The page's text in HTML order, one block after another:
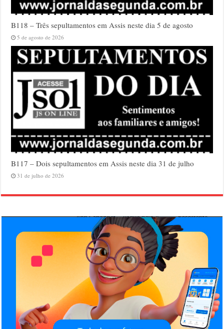
B118 – Três sepultamentos em Assis neste dia 5 de agosto
5 de agosto de 2026
B117 – Dois sepultamentos em Assis neste dia 31 de julho
31 de julho de 2026